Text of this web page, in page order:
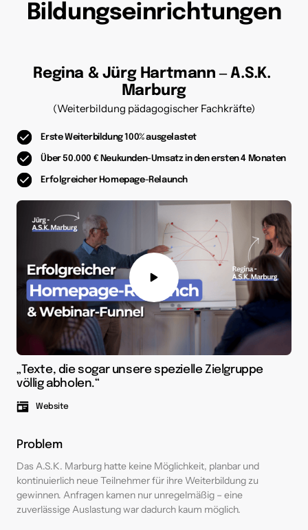
Bildungseinrichtungen
Regina & Jürg Hartmann ‒ A.S.K.
Marburg
(Weiterbildung pädagogischer Fachkräfte)
Erste Weiterbildung 100% ausgelastet
Über 50.000 € Neukunden-Umsatz in den ersten 4 Monaten
Erfolgreicher Homepage-Relaunch
„Texte, die sogar unsere spezielle Zielgruppe
völlig abholen.“
Website
Problem
Das A.S.K. Marburg hatte keine Möglichkeit, planbar und
kontinuierlich neue Teilnehmer für ihre Weiterbildung zu
gewinnen. Anfragen kamen nur unregelmäßig – eine
zuverlässige Auslastung war dadurch kaum möglich.